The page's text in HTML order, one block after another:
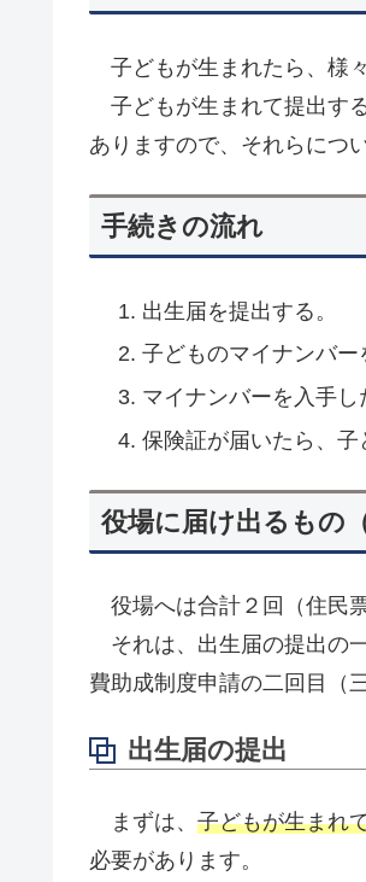
子どもが生まれたら、様
子どもが生まれて提出す
ありますので、それらにつ
手続きの流れ
出生届を提出する。
子どものマイナンバー
マイナンバーを入手し
保険証が届いたら、子
役場に届け出るもの
役場へは合計２回（住民
それは、出生届の提出の
費助成制度申請の二回目（
出生届の提出
まずは、 子どもが生まれ
必要があります。